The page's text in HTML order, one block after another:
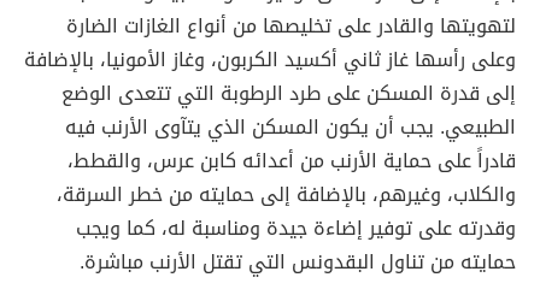
لتهويتها والقادر على تخليصها من أنواع الغازات الضارة
وعلى رأسها غاز ثاني أكسيد الكربون، وغاز الأمونيا، بالإضافة
إلى قدرة المسكن على طرد الرطوبة التي تتعدى الوضع
الطبيعي. يجب أن يكون المسكن الذي يتآوى الأرنب فيه
قادراً على حماية الأرنب من أعدائه كابن عرس، والقطط،
والكلاب، وغيرهم، بالإضافة إلى حمايته من خطر السرقة،
وقدرته على توفير إضاءة جيدة ومناسبة له، كما ويجب
حمايته من تناول البقدونس التي تقتل الأرنب مباشرة.